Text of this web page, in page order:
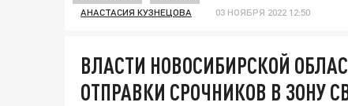
АНАСТАСИЯ КУЗНЕЦОВА 03 НОЯБРЯ 2022 12:50
ВЛАСТИ НОВОСИБИРСКОЙ
ОТПРАВКИ СРОЧНИКОВ В ЗОНУ